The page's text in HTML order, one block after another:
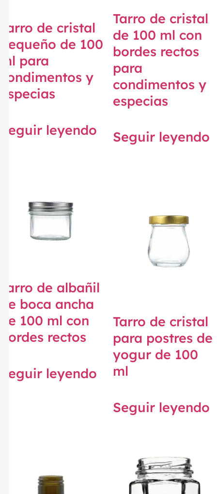
Tarro de cristal
pequeño de 100
ml para
condimentos y
especias
Seguir leyendo
Tarro de cristal
de 100 ml con
bordes rectos
para
condimentos y
especias
Seguir leyendo
Tarro de albañil
de boca ancha
de 100 ml con
bordes rectos
Seguir leyendo
Tarro de cristal
para postres de
yogur de 100
ml
Seguir leyendo